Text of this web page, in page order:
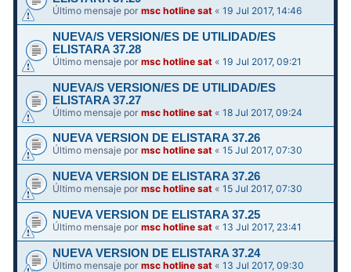
Último mensaje pormsc hotline sat «19 Jul 2017, 14:46
NUEVA/S VERSION/ES DE UTILIDAD/ES
ELISTARA 37.28
Último mensaje pormsc hotline sat «19 Jul 2017, 09:21
NUEVA/S VERSION/ES DE UTILIDAD/ES
ELISTARA 37.27
Último mensaje pormsc hotline sat «18 Jul 2017, 09:24
NUEVA VERSION DE ELISTARA 37.26
Último mensaje pormsc hotline sat «15 Jul 2017, 07:30
NUEVA VERSION DE ELISTARA 37.26
Último mensaje pormsc hotline sat «15 Jul 2017, 07:30
NUEVA VERSION DE ELISTARA 37.25
Último mensaje pormsc hotline sat «13 Jul 2017, 23:41
NUEVA VERSION DE ELISTARA 37.24
Último mensaje pormsc hotline sat «13 Jul 2017, 09:30